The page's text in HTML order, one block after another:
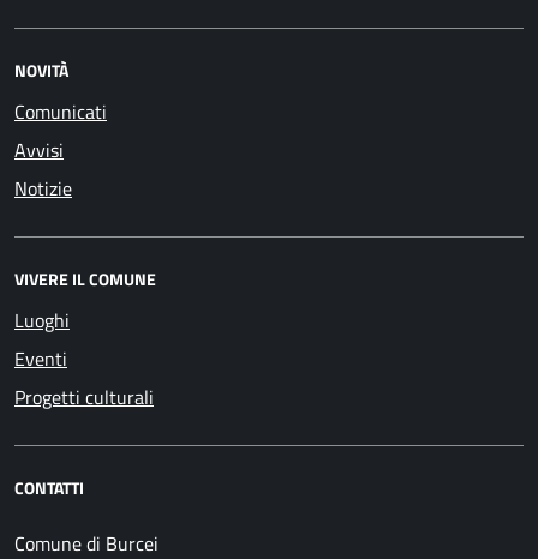
NOVITÀ
Comunicati
Avvisi
Notizie
VIVERE IL COMUNE
Luoghi
Eventi
Progetti culturali
CONTATTI
Comune di Burcei